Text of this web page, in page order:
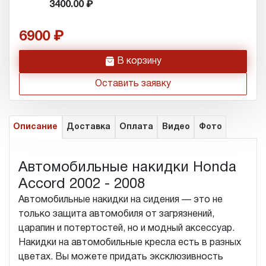
3400.00
6900
h В корзину
Оставить заявку
Описание Доставка Оплата Видео Фото
Автомобильные накидки Honda
Accord 2002 - 2008
Автомобильные накидки на сидения — это не
только защита автомобиля от загрязнений,
царапин и потертостей, но и модный аксессуар.
Накидки на автомобильные кресла есть в разных
цветах. Вы можете придать эксклюзивность